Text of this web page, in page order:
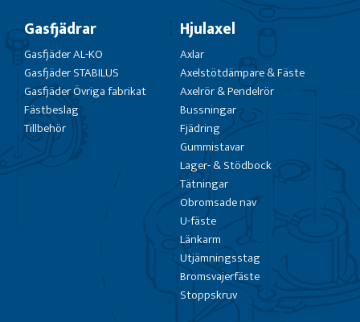
Gasfjädrar
Gasfjäder AL-KO
Gasfjäder STABILUS
Gasfjäder Övriga fabrikat
Fästbeslag
Tillbehör
Hjulaxel
Axlar
Axelstötdämpare & Fäste
Axelrör & Pendelrör
Bussningar
Fjädring
Gummistavar
Lager- & Stödbock
Tätningar
Obromsade nav
U-fäste
Länkarm
Utjämningsstag
Bromsvajerfäste
Stoppskruv